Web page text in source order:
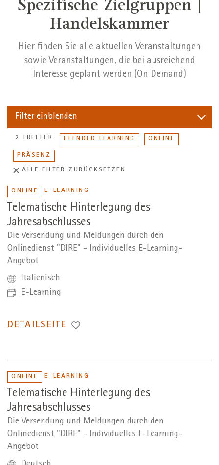
Spezifische Zielgruppen |
Handelskammer
Hier finden Sie alle aktuellen Veranstaltungen
sowie Veranstaltungen, die bei ausreichend
Interesse geplant werden (On Demand)
Filter einblenden
2 TREFFER BLENDED LEARNING ONLINE
PRÄSENZ
ALLE FILTER ZURÜCKSETZEN
ONLINE E-LEARNING
Telematische Hinterlegung des
Jahresabschlusses
Die Versendung und Meldungen durch den
Onlinedienst "DIRE" - Individuelles E-Learning-
Angebot
Italienisch
E-Learning
WECHSEL
DETAILSEITE
ONLINE E-LEARNING
Telematische Hinterlegung des
Jahresabschlusses
Die Versendung und Meldungen durch den
Onlinedienst "DIRE" - Individuelles E-Learning-
Angebot